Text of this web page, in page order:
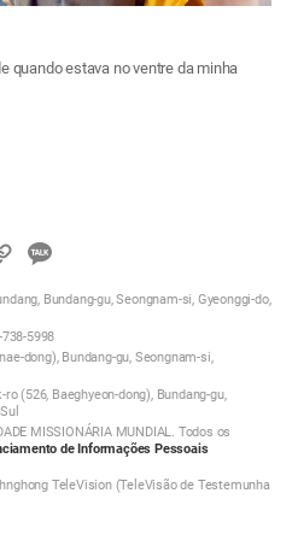
quando estava no ventre da minha
카
오
톡
공
유
하
기
Bundang-gu, Seongnam-si, Gyeonggi-do,
5998
dong), Bundang-gu, Seongnam-si,
(526, Baeghyeon-dong), Bundang-gu,
MISSIONÁRIA MUNDIAL. Todos os
de Informações Pessoais
TeleVision (TeleVisão de Testemunha